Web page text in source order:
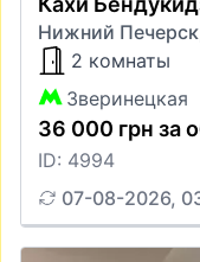
Нижний
2 комнаты
Зверинецкая
36 000 грн за
ID: 4994
07-08-2026,